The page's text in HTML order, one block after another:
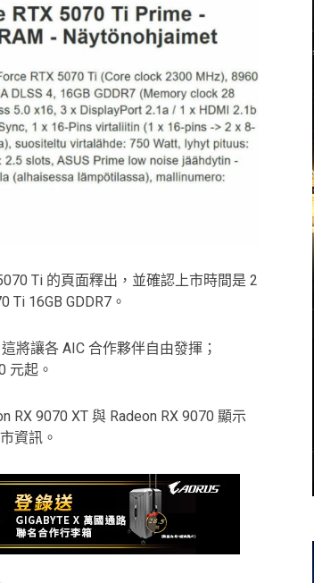
Ti 的頁面釋出，並確認上市時間是 2
Ti 16GB GDDR7。
將讓各 AIC 合作夥伴自由發揮；
元起。
RX 9070 XT 與 Radeon RX 9070 顯示
資訊。